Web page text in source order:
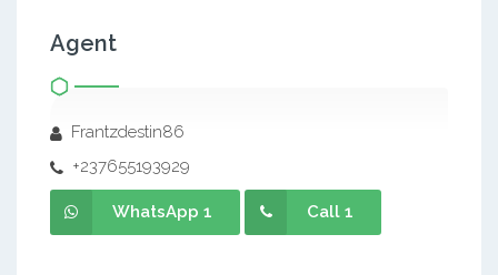
Agent
Frantzdestin86
+237655193929
WhatsApp 1 Call 1